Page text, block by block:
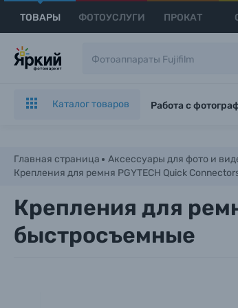
ТОВАРЫ ФОТОУСЛУГИ ПРОКАТ
Каталог товаров Работа с
Главная страница Аксессуары для фото и
Крепления для ремня PGYTECH Quick
Крепления для
быстросъемные